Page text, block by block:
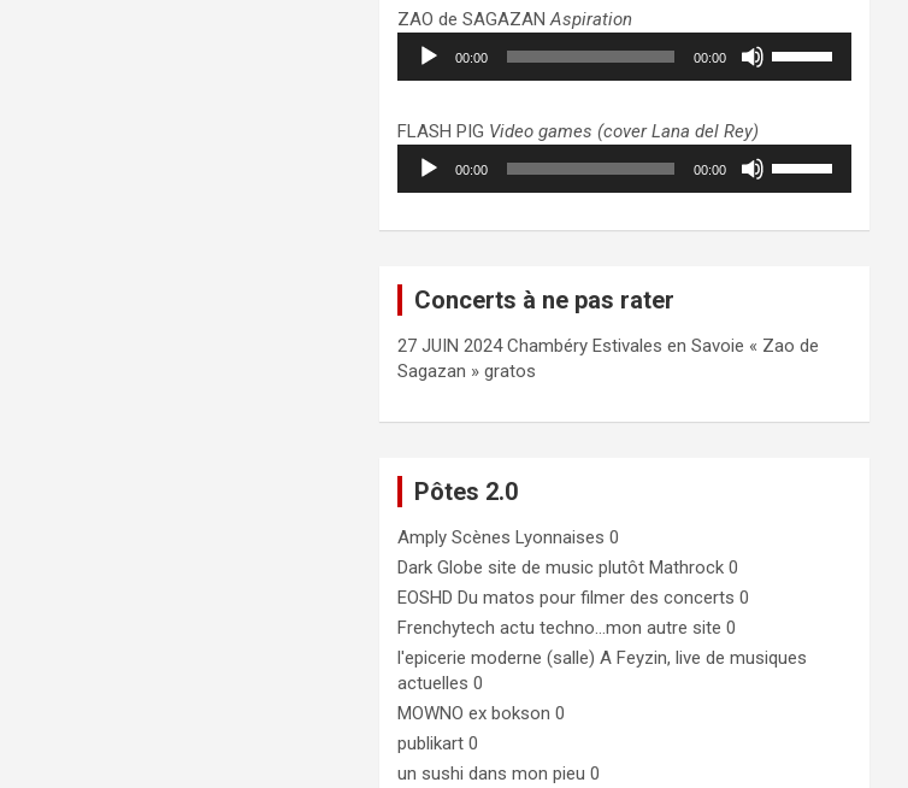
volume.
pour
augmenter
ou
volume.
ZAO de SAGAZANAspiration
Lecteur
audio
00:00 00:00
pour
augmenter
ou
FLASH PIG Video games (cover Lana del Rey)
Lecteur
audio
00:00 00:00
haut/bas
le
Concerts à ne pas rater
27 JUIN 2024 Chambéry Estivales en Savoie « Zao de
Sagazan » gratos
Pôtes 2.0
Amply Scènes Lyonnaises 0
Dark Globe site de music plutôt Mathrock 0
EOSHD Du matos pour filmer des concerts 0
Frenchytech actu techno…mon autre site 0
l'epicerie moderne (salle) A Feyzin, live de musiques
actuelles 0
MOWNO ex bokson 0
publikart 0
un sushi dans mon pieu 0